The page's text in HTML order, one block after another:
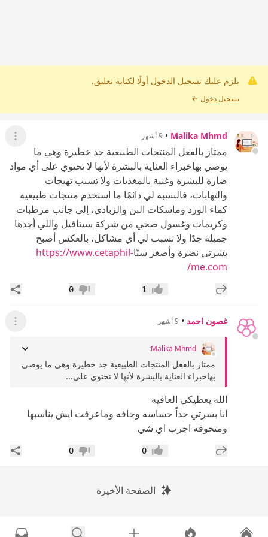
يلزم عليك تسجيل الدخول أولًا لكتابة تعليق.
تسجيل دخول ←
Malika Mhmd
• 9 أشهر عرض
ممتاز بالفعل المنتجات الطبيعية جد خطيرة وهي ما
يوصي بهاخبراء العناية بالبشرة لأنها لا تحتوي على أي مواد
ضارة للبشرة وغنية بالمغذيات ولا تسبب تهيجات
والتهابات، فالنسبة لي دائمًا ما استخدم منتجات طبيعية
كماء الورد وماسكات البن والزبادي، إلى جانب مرطبات
وكريمات وغسول صحي من شركة سيتافيل واللي أجدها
جميلة جدًا ولا تسبب لي أي مشاكل، بالعكس أصبح
بشرتي نضرة وأصغر سنًاhttps://www.cetaphil-
me.com/
إضافة رد جديد إعجاب1 عدم إعجاب
0
غصون احمد • 9 أشهر عرض
Malika Mhmd
:
ممتاز بالفعل المنتجات الطبيعية جد خطيرة وهي ما يوصي
بهاخبراء العناية بالبشرة لأنها لا تحتوي على...
الله يعطيكي العافيه
انا بسرتي جداً حساسه وجافه وماعرفت ايش يناسبها
ومتخوفه اجرب اي شي
إضافة رد جديد إعجاب0 عدم إعجاب
0
الصفحة الأخيرة